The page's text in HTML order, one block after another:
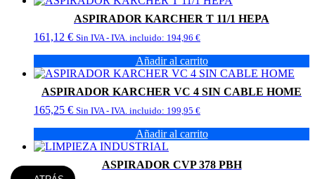
ASPIRADOR KARCHER T 11/1 HEPA
161,12 € Sin IVA - IVA. incluido: 194,96 €
Añadir al carrito
ASPIRADOR KARCHER VC 4 SIN CABLE HOME
165,25 € Sin IVA - IVA. incluido: 199,95 €
Añadir al carrito
ASPIRADOR CVP 378 PBH